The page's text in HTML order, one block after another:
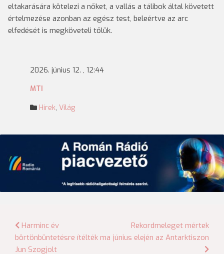
eltakarására kötelezi a nőket, a vallás a tálibok által követett
értelmezése azonban az egész test, beleértve az arc
elfedését is megköveteli tőlük.
2026. június 12. , 12:44
MTI
Hírek, Világ
Bejegyzés
navigáció
Harminc év
börtönbüntetésre ítélték ma
Jun Szogjolt
Rekordmeleget mértek
június elején az Antarktiszon